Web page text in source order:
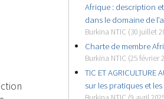
Afrique : description
dans le domaine de
Burkina NTIC (30 juillet
Charte de membre
Burkina NTIC (25 février
TIC ET AGRICULTURE
sur les pratiques et